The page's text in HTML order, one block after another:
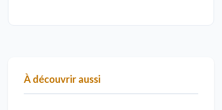
À découvrir aussi